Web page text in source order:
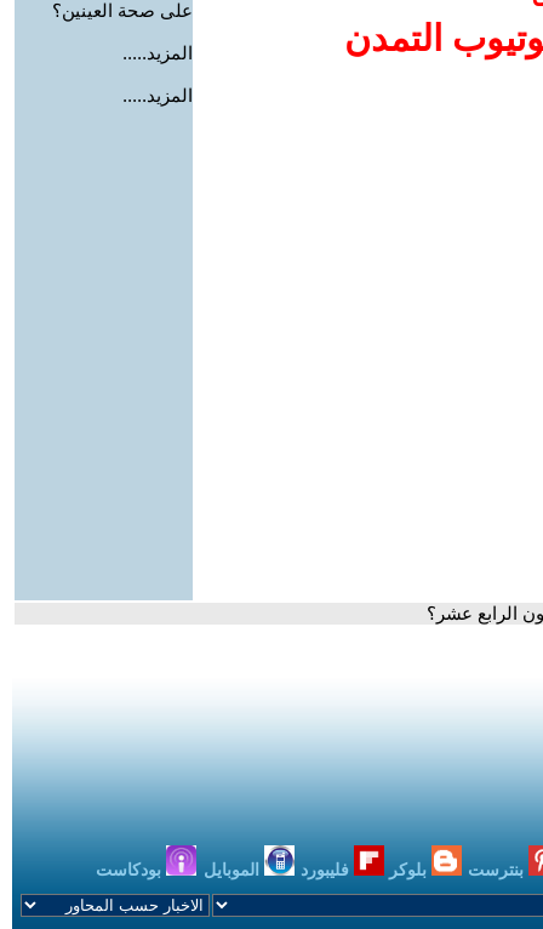
التمدن
على صحة العينين؟
المزيد.....
المزيد.....
الرابع عشر؟
بنترست بلوكر فليبورد الموبايل بودكاست